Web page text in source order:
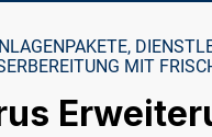
MIT